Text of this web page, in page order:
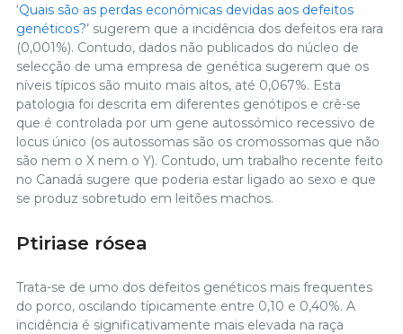
‘Quais são as perdas económicas devidas aos defeitos
genéticos?’ sugerem que a incidência dos defeitos era rara
(0,001%). Contudo, dados não publicados do núcleo de
selecção de uma empresa de genética sugerem que os
níveis típicos são muito mais altos, até 0,067%. Esta
patologia foi descrita em diferentes genótipos e crê-se
que é controlada por um gene autossómico recessivo de
locus único (os autossomas são os cromossomas que não
são nem o X nem o Y). Contudo, um trabalho recente feito
no Canadá sugere que poderia estar ligado ao sexo e que
se produz sobretudo em leitões machos.
Ptiriase rósea
Trata-se de umo dos defeitos genéticos mais frequentes
do porco, oscilando típicamente entre 0,10 e 0,40%. A
incidência é significativamente mais elevada na raça